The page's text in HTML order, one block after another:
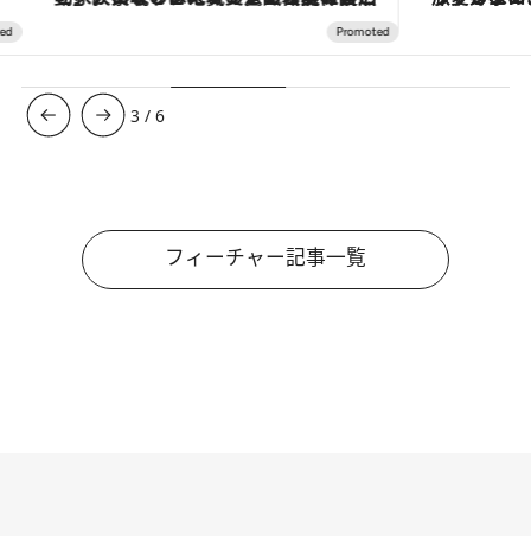
3 /6
フィーチャー記事一覧